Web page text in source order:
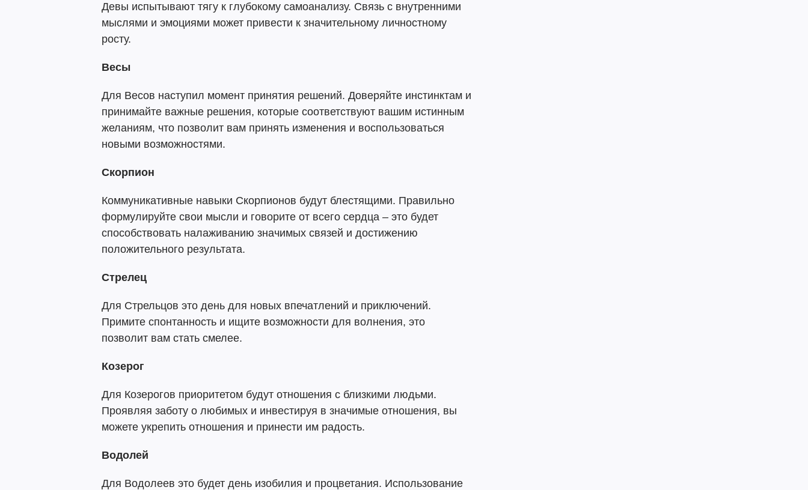
Девы испытывают тягу к глубокому самоанализу. Связь с внутренними
мыслями и эмоциями может привести к значительному личностному
росту.
Весы
Для Весов наступил момент принятия решений. Доверяйте инстинктам и
принимайте важные решения, которые соответствуют вашим истинным
желаниям, что позволит вам принять изменения и воспользоваться
новыми возможностями.
Скорпион
Коммуникативные навыки Скорпионов будут блестящими. Правильно
формулируйте свои мысли и говорите от всего сердца – это будет
способствовать налаживанию значимых связей и достижению
положительного результата.
Стрелец
Для Стрельцов это день для новых впечатлений и приключений.
Примите спонтанность и ищите возможности для волнения, это
позволит вам стать смелее.
Козерог
Для Козерогов приоритетом будут отношения с близкими людьми.
Проявляя заботу о любимых и инвестируя в значимые отношения, вы
можете укрепить отношения и принести им радость.
Водолей
Для Водолеев это будет день изобилия и процветания. Использование